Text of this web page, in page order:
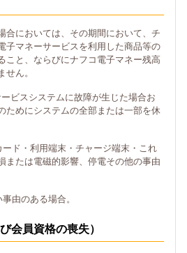
合においては、その期間において、チ
子マネーサービスを利用した商品等の
こと、ならびにナフコ電子マネー残高
せん。
ービスシステムに故障が生じた場合お
ためにシステムの全部または一部を休
ード・利用端末・チャージ端末・これ
または電磁的影響、停電その他の事由
由のある場合。
会員資格の喪失）